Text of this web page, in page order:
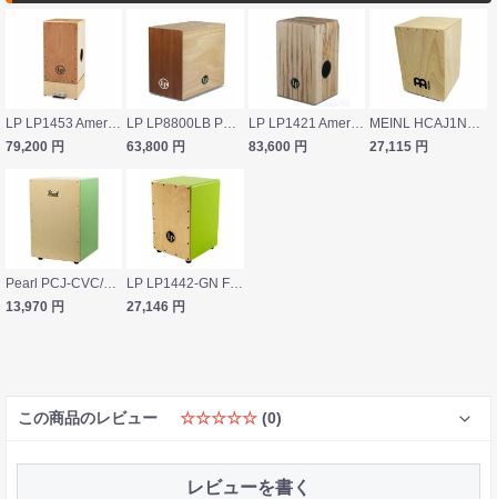
79,200 円
63,800 円
LP LP1421 American Amborsia Maple Wire Cajon スネアカホン
83,600 円
27,115 円
Pearl PCJ-CVC/SC LG COLOR BOX CAJON カホン ソフトケース付き
13,970 円
27,146 円
この商品のレビュー ☆☆☆☆☆ (0)
レビューを書く